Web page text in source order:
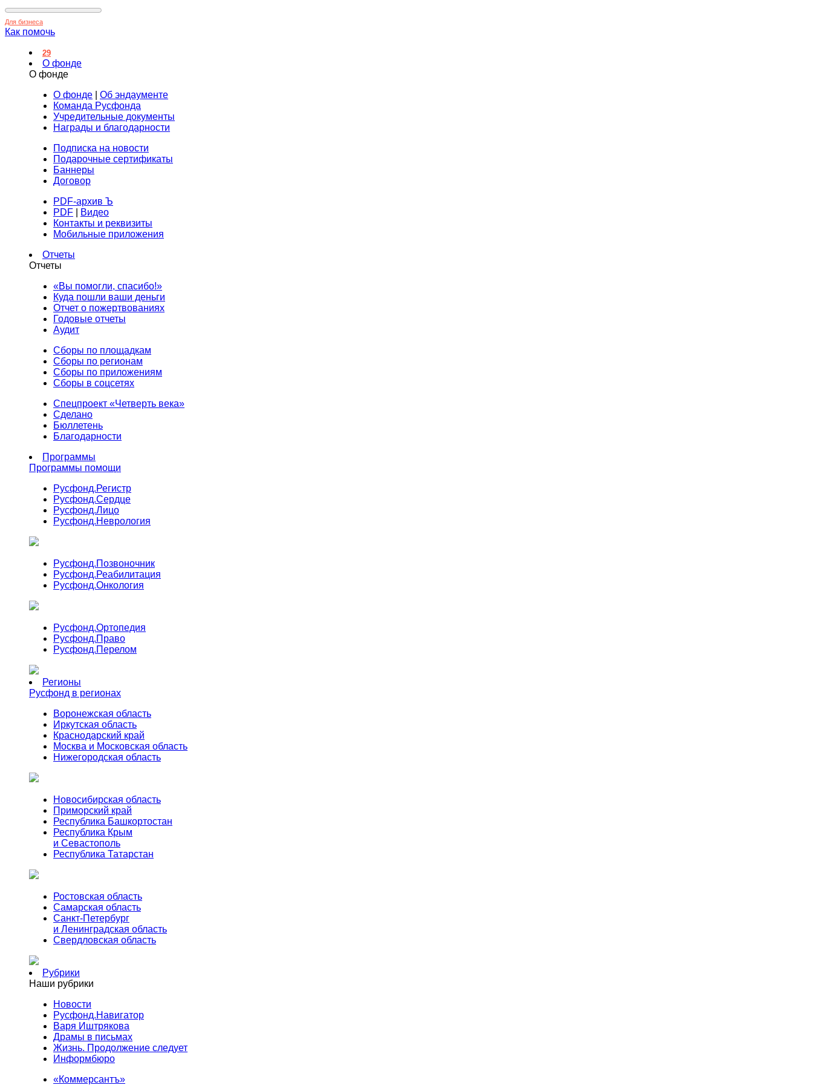
Для бизнеса
Как помочь
29
О фонде
О фонде
О фонде
Об эндаументе
Команда Русфонда
Учредительные документы
Награды и благодарности
Подписка на новости
Подарочные сертификаты
Баннеры
Договор
PDF-архив Ъ
PDF
Видео
Контакты и реквизиты
Мобильные приложения
Отчеты
Отчеты
«Вы помогли, спасибо!»
Куда пошли ваши деньги
Отчет о пожертвованиях
Годовые отчеты
Аудит
Сборы по площадкам
Сборы по регионам
Сборы по приложениям
Сборы в соцсетях
Спецпроект «Четверть века»
Сделано
Бюллетень
Благодарности
Программы
Программы помощи
Русфонд.Регистр
Русфонд.Сердце
Русфонд.Лицо
Русфонд.Неврология
Русфонд.Позвоночник
Русфонд.Реабилитация
Русфонд.Онкология
Русфонд.Ортопедия
Русфонд.Право
Русфонд.Перелом
Регионы
Русфонд в регионах
Воронежская область
Иркутская область
Краснодарский край
Москва и Московская область
Нижегородская область
Новосибирская область
Приморский край
Республика Башкортостан
Республика Крым
и Севастополь
Республика Татарстан
Ростовская область
Самарская область
Санкт-Петербург
и Ленинградская область
Свердловская область
Рубрики
Наши рубрики
Новости
Русфонд.Навигатор
Варя Иштрякова
Драмы в письмах
Жизнь. Продолжение следует
Информбюро
«Коммерсантъ»